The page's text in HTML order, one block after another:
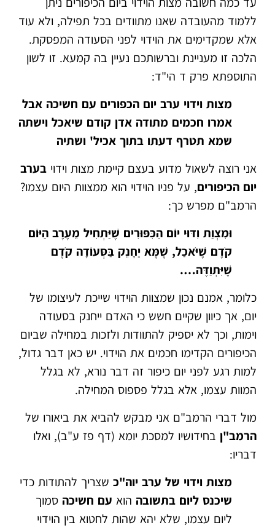
ללמוד מהעובדה שאנו מתוודים בכל תפילה, ולא עוד
אלא שמקדימים את הוידוי לפני הסעודה המפסקת.
הלכה זו מעניינת וברשותכם נעיין בה קמעא. זו לשון
התוספתא פרק ד הי"ד:
מצות וידוי ערב יום הכפורים עם חשיכה אבל
אמרו חכמים מתודה אדן קודם שיאכל וישתה
שמא תטרף דעתו בתוך אכיל' ושתיה
אני רוצה לשאול מדוע בעצם קיימת מצות וידוי בערב
יום הכיפורים, על פניו הוידוי הוא ממצוות היום עצמו?
הרמב"ם מפרש כך:
וּמִצְוַת וִדּוּי יוֹם הַכִּפּוּרִים שֶׁיַּתְחִיל מֵעֶרֶב הַיּוֹם
קֹדֶם שֶׁיֹּאכַל, שֶׁמֶּא יֵחָנֵק בַּסְּעוֹדָה קֹדֶם
שֶׁיִּתְוַדֶּה….
כלומר, אמנם נכון שמצוות הוידוי שייכת לעיצומו של
יום, אך כיוון שקיים חשש כי האדם ייחנק בסעודה
וימות, וכך לא יספיק להתוודות ולזכות במחילה שביום
הכיפורים הקדימו חכמים את הוידוי. יש כאן דבר גדול,
למות רגע לפני יום כיפור זה דבר נורא, לא בגלל
המוות עצמו, אלא בגלל פספוס המחילה.
מול דברי הרמב"ם אני מבקש להביא את ביאורו של
הרמב"ן בחידושיו למסכת יומא (דף פז ע"ב), ואלו
דבריו:
מצות וידוי של ערב יוה"כ שצריך להתודות כדי
שיכנס ליום בתשובה הוא עם חשיכה סמוך
ליום עצמו, שלא יהא שהות לחטוא בין הוידוי